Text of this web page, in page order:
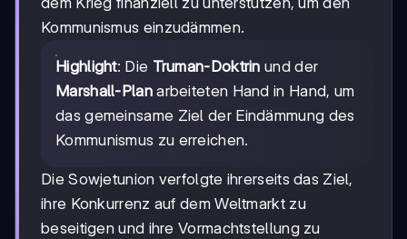
Kommunismus einzudämmen.
Highlight: Die Truman-Doktrin und der
Marshall-Planarbeiteten Hand in Hand, um
das gemeinsame Ziel der Eindämmung des
Kommunismus zu erreichen.
Die Sowjetunion verfolgte ihrerseits das Ziel,
ihre Konkurrenz auf dem Weltmarkt zu
beseitigen und ihre Vormachtstellung zu